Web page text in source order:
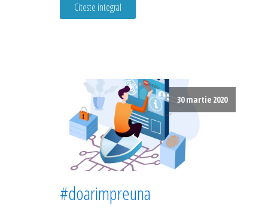
Citeste integral
30 martie 2020
#doarimpreuna